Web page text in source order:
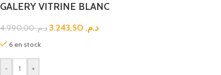
GALERY VITRINE BLANC
د.م.4.990,00 د.م.
6 en stock
- +